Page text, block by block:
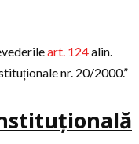
art. 124alin.
nr. 20/2000.”